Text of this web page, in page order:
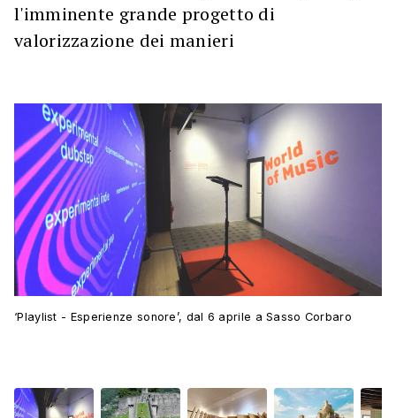
l'imminente grande progetto di
valorizzazione dei manieri
‘Playlist - Esperienze sonore’, dal 6 aprile a Sasso Corbaro